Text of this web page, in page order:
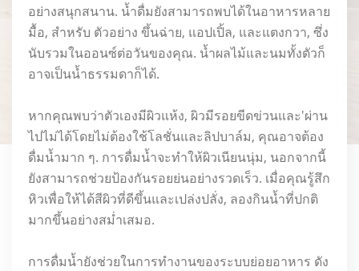
อย่างสนุกสนาน. น้ำดื่มยังสามารถพบได้ในอาหารหลาย
มื้อ, สำหรับ ตัวอย่าง ขึ้นฉ่าย, แอปเปิ้ล, และแตงกวา, ซึ่ง
นับรวมในออนซ์ต่อวันของคุณ. น้ำผลไม้และนมทั้งตัวก็
อาจเป็นน้ำธรรมดาก็ได้.
หากคุณพบว่าตัวเองมีผิวแห้ง, ผิวมีรอยขีดข่วนและ'ผ่าน
ไปไม่ได้โดยไม่ต้องใช้โลชั่นและลิปบาล์ม, คุณอาจต้อง
ดื่มน้ำมาก ๆ. การดื่มน้ำจะทำให้ผิวเนียนนุ่ม, นอกจากนี้
ยังสามารถช่วยป้องกันรอยย่นอย่างรวดเร็ว. เมื่อคุณรู้สึก
หิวเพื่อให้ได้สีผิวที่ดีขึ้นและเปล่งปลั่ง, ลองกินน้ำที่ปกติ
มากขึ้นอย่างสม่ำเสมอ.
การดื่มน้ำยังช่วยในการทำงานของระบบย่อยอาหาร ดัง